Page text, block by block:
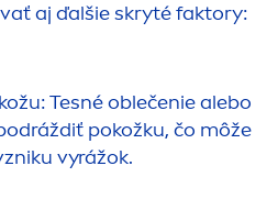
aj ďalšie skryté faktory:
Tesné oblečenie alebo
pokožku, čo môže
vyrážok.